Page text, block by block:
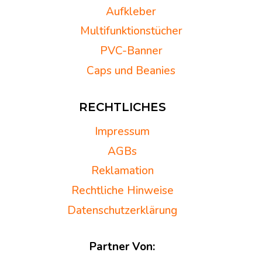
Aufkleber
Multifunktionstücher
PVC-Banner
Caps und Beanies
RECHTLICHES
Impressum
AGBs
Reklamation
Rechtliche Hinweise
Datenschutzerklärung
Partner Von: